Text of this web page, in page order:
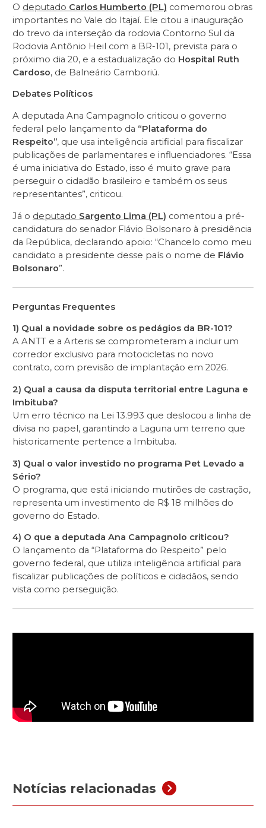
O deputado Carlos Humberto (PL) comemorou obras
importantes no Vale do Itajaí. Ele citou a inauguração
do trevo da interseção da rodovia Contorno Sul da
Rodovia Antônio Heil com a BR-101, prevista para o
próximo dia 20, e a estadualização do Hospital Ruth
Cardoso, de Balneário Camboriú.
Debates Políticos
A deputada Ana Campagnolo criticou o governo
federal pelo lançamento da “Plataforma do
Respeito”, que usa inteligência artificial para fiscalizar
publicações de parlamentares e influenciadores. “Essa
é uma iniciativa do Estado, isso é muito grave para
perseguir o cidadão brasileiro e também os seus
representantes”, criticou.
Já o deputado Sargento Lima (PL) comentou a pré-
candidatura do senador Flávio Bolsonaro à presidência
da República, declarando apoio: “Chancelo como meu
candidato a presidente desse país o nome de Flávio
Bolsonaro”.
Perguntas Frequentes
1) Qual a novidade sobre os pedágios da BR-101?
A ANTT e a Arteris se comprometeram a incluir um
corredor exclusivo para motocicletas no novo
contrato, com previsão de implantação em 2026.
2) Qual a causa da disputa territorial entre Laguna e
Imbituba?
Um erro técnico na Lei 13.993 que deslocou a linha de
divisa no papel, garantindo a Laguna um terreno que
historicamente pertence a Imbituba.
3) Qual o valor investido no programa Pet Levado a
Sério?
O programa, que está iniciando mutirões de castração,
representa um investimento de R$ 18 milhões do
governo do Estado.
4) O que a deputada Ana Campagnolo criticou?
O lançamento da “Plataforma do Respeito” pelo
governo federal, que utiliza inteligência artificial para
fiscalizar publicações de políticos e cidadãos, sendo
vista como perseguição.
Notícias relacionadas